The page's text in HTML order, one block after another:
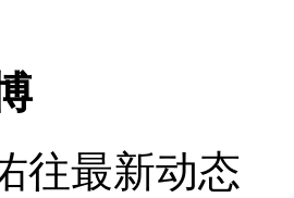
往最新动态